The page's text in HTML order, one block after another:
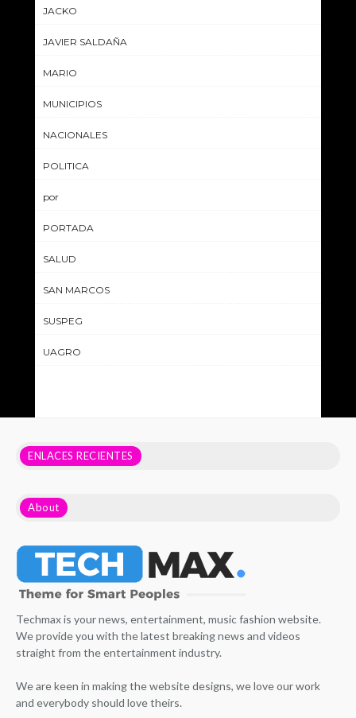
JACKO
JAVIER SALDAÑA
MARIO
MUNICIPIOS
NACIONALES
POLITICA
por
PORTADA
SALUD
SAN MARCOS
SUSPEG
UAGRO
ENLACES RECIENTES
About
Techmax is your news, entertainment, music fashion website.
We provide you with the latest breaking news and videos
straight from the entertainment industry.
We are keen in making the website designs, we love our work
and everybody should love theirs.